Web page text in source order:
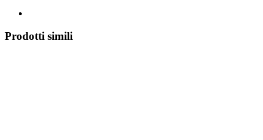
Prodotti simili